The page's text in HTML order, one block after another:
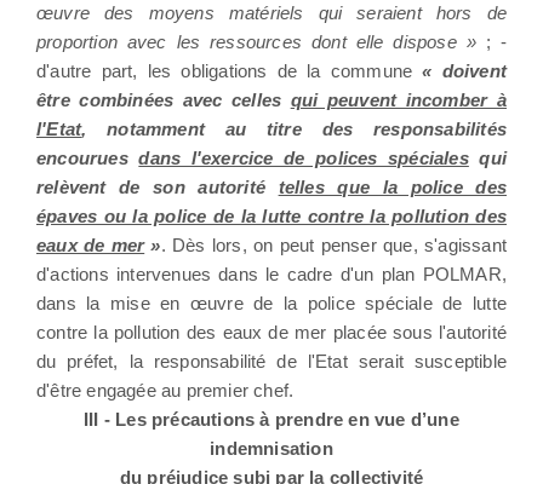
œuvre des moyens matériels qui seraient hors de
proportion avec les ressources dont elle dispose »; -
d'autre part, les obligations de la commune« doivent
être combinées avec celles qui peuvent incomber à
l'Etat, notamment au titre des responsabilités
encouruesdans l'exercice de polices spécialesqui
relèvent de son autorité telles que la police des
épaves ou la police de la lutte contre la pollution des
eaux de mer». Dès lors, on peut penser que, s'agissant
d'actions intervenues dans le cadre d'un plan POLMAR,
dans la mise en œuvre de la police spéciale de lutte
contre la pollution des eaux de mer placée sous l'autorité
du préfet, la responsabilité de l'Etat serait susceptible
d'être engagée au premier chef.
III - Les précautions à prendre en vue d’une
indemnisation
du préjudice subi par la collectivité